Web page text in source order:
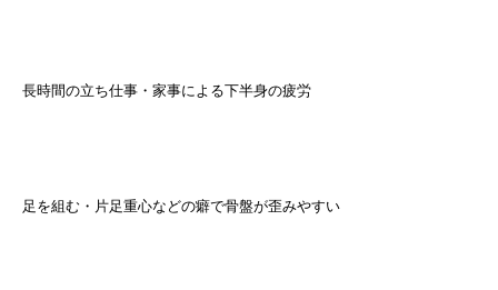
長時間の立ち仕事・家事による下半身の疲労
足を組む・片足重心などの癖で骨盤が歪みやすい